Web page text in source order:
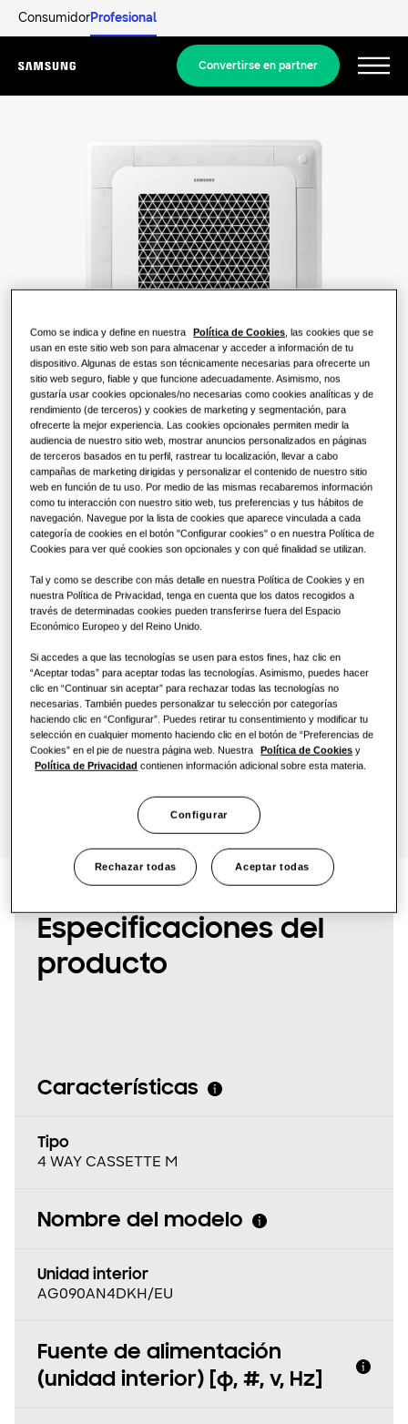
ConsumidorProfesional
Menu
Convertirse en partner
PRODUCTOS ESTRELLA
Documentación y Catálogos
Productos
Nuestras soluciones
SOLUCIONES PARA TU HOGAR
Soluciones de climatización
Soluciones de bombas de calor
SOLUCIONES PARA EDIFICIOS COMERCIALES
Soluciones de climatización
Controles
SOLUCIONES RESIDENCIALES
¿Qué es una bomba de calor y cómo
funciona?
Ventajas de una bomba de calor
¿Qué es un aire acondicionado y
cómo funciona?
SOLUCIONES COMERCIALES
Hoteles
Comercio
Oficina
Sostenibilidad
One Samsung
SmartThings Pro
Acerca de Samsung
Programa de fidelidad
CAPACIDAD : 9.0KW
FCU WindFree™️ Cassette de 4 vías
AG090AN4DKH/EU
6.0KW 7.2KW 10.0KW
Tipo de alimentación
1 fase
Solicitar Presupuesto
Especificaciones del
producto
Características
Tipo
4 WAY CASSETTE M
Nombre del modelo
Unidad interior
AG090AN4DKH/EU
Fuente de alimentación
(unidad interior) [φ, #, v, Hz]
Como se indica y define en nuestra Política de Cookies, las cookies que se
usan en este sitio web son para almacenar y acceder a información de tu
dispositivo. Algunas de estas son técnicamente necesarias para ofrecerte un
sitio web seguro, fiable y que funcione adecuadamente. Asimismo, nos
gustaría usar cookies opcionales/no necesarias como cookies analíticas y de
rendimiento (de terceros) y cookies de marketing y segmentación, para
ofrecerte la mejor experiencia. Las cookies opcionales permiten medir la
audiencia de nuestro sitio web, mostrar anuncios personalizados en páginas
de terceros basados en tu perfil, rastrear tu localización, llevar a cabo
campañas de marketing dirigidas y personalizar el contenido de nuestro sitio
web en función de tu uso. Por medio de las mismas recabaremos información
como tu interacción con nuestro sitio web, tus preferencias y tus hábitos de
navegación. Navegue por la lista de cookies que aparece vinculada a cada
categoría de cookies en el botón "Configurar cookies" o en nuestra Política de
Cookies para ver qué cookies son opcionales y con qué finalidad se utilizan.
Tal y como se describe con más detalle en nuestra Política de Cookies y en
nuestra Política de Privacidad, tenga en cuenta que los datos recogidos a
través de determinadas cookies pueden transferirse fuera del Espacio
Económico Europeo y del Reino Unido.
Si accedes a que las tecnologías se usen para estos fines, haz clic en
“Aceptar todas” para aceptar todas las tecnologías. Asimismo, puedes hacer
clic en “Continuar sin aceptar” para rechazar todas las tecnologías no
necesarias. También puedes personalizar tu selección por categorías
haciendo clic en “Configurar”. Puedes retirar tu consentimiento y modificar tu
selección en cualquier momento haciendo clic en el botón de “Preferencias de
Cookies” en el pie de nuestra página web. Nuestra
Política de Cookies y
Política de Privacidad contienen información adicional sobre esta materia.
Configurar
Rechazar todas Aceptar todas